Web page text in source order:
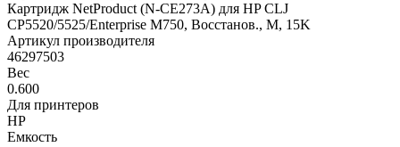
Картридж NetProduct (N-CE273A) для HP CLJ
CP5520/5525/Enterprise M750, Восстанов., M, 15K
Артикул производителя
46297503
Вес
0.600
Для принтеров
HP
Емкость